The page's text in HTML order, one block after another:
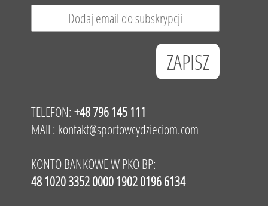
TELEFON: +48 796 145 111
MAIL: kontakt@sportowcydzieciom.com
KONTO BANKOWE W PKO BP:
48 1020 3352 0000 1902 0196 6134